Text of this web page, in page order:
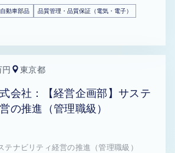
動車部品
品質管理・品質保証（電気・電子）
東京都
会社：【経営企画部】サステ
の推進（管理職級）
テナビリティ経営の推進（管理職級）